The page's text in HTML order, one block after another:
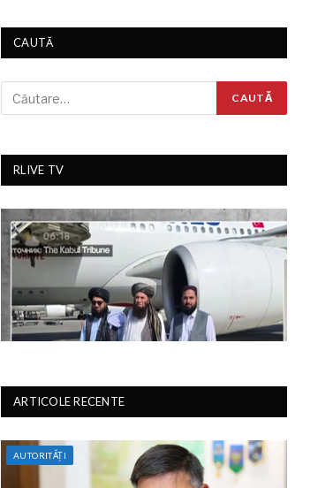
CAUTĂ
RLIVE TV
ARTICOLE RECENTE
AUTORITĂȚI